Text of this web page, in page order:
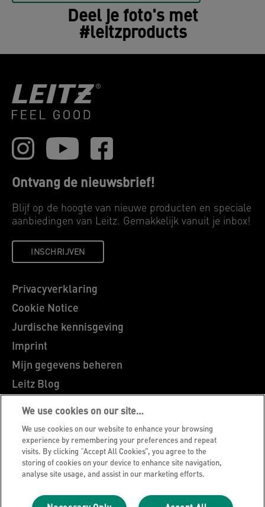
Deel je foto's met
#leitzproducts
Ontvang de nieuwsbrief!
Blijf op de hoogte van nieuwe producten en speciale
aanbiedingen van Leitz. Gemakkelijk vanuit je inbox!
INSCHRIJVEN
Privacyverklaring
Cookie Notice
Jurdische kennisgeving
Imprint
Mijn gegevens beheren
Leitz Blog
Vacatures
Leitz EasyPrint
Klantenservice
Richtlijnen bij recycling van verpakkingen
Garantievoorwaarden
Conformiteitsverklaringen
We use cookies on our site…
We use cookies on our website to enhance your browsing
experience by remembering your preferences and repeat
visits. By clicking “Accept All Cookies”, you agree to the
storing of cookies on your device to enhance site navigation,
analyse site usage, and assist in our marketing efforts.